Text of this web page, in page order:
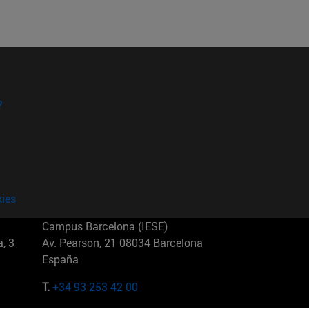
3
Campus Barcelona (IESE)
Av. Pearson, 21 08034 Barcelona
España
T.+34 93 253 42 00